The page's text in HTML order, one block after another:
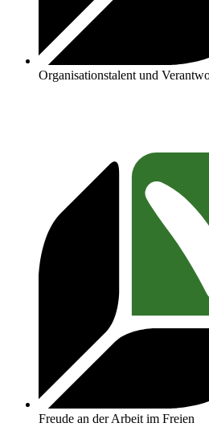
Organisationstalent und
Freude an der Arbeit im Freien